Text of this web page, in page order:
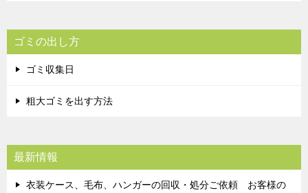
ゴミの出し方
ゴミ収集日
粗大ゴミを出す方法
最新情報
衣装ケース、毛布、ハンガーの回収・処分ご依頼 お客様の